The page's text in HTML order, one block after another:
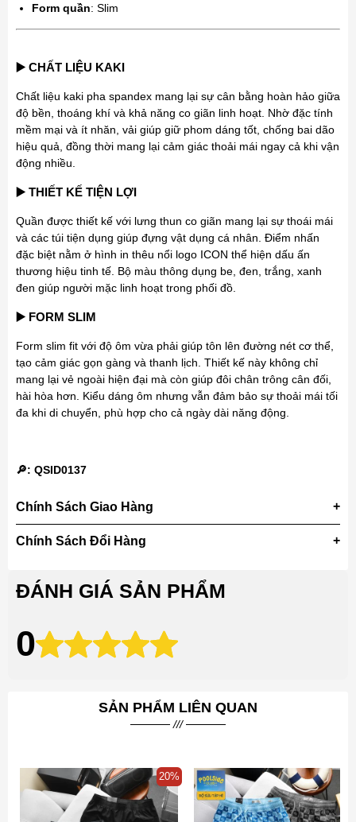
Form quần: Slim
▶️ CHẤT LIỆU KAKI
Chất liệu kaki pha spandex mang lại sự cân bằng hoàn hảo giữa
độ bền, thoáng khí và khả năng co giãn linh hoạt. Nhờ đặc tính
mềm mại và ít nhăn, vải giúp giữ phom dáng tốt, chống bai dão
hiệu quả, đồng thời mang lại cảm giác thoải mái ngay cả khi vận
động nhiều.
▶️ THIẾT KẾ TIỆN LỢI
Quần được thiết kế với lưng thun co giãn mang lại sự thoái mái
và các túi tiện dụng giúp đựng vật dụng cá nhân. Điểm nhấn
đặc biệt nằm ở hình in thêu nổi logo ICON thể hiện dấu ấn
thương hiệu tinh tế. Bộ màu thông dụng be, đen, trắng, xanh
đen giúp người mặc linh hoạt trong phối đồ.
▶️ FORM SLIM
Form slim fit với độ ôm vừa phải giúp tôn lên đường nét cơ thể,
tạo cảm giác gọn gàng và thanh lịch. Thiết kế này không chỉ
mang lại vẻ ngoài hiện đại mà còn giúp đôi chân trông cân đối,
hài hòa hơn. Kiểu dáng ôm nhưng vẫn đảm bảo sự thoải mái tối
đa khi di chuyển, phù hợp cho cả ngày dài năng động.
🔎: QSID0137
Chính Sách Giao Hàng
Chính Sách Đổi Hàng
ĐÁNH GIÁ SẢN PHẨM
0
SẢN PHẨM LIÊN QUAN
20%